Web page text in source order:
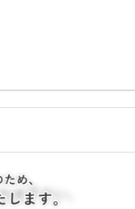
せ下さい。